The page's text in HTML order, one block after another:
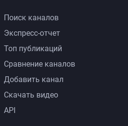
Поиск каналов
Экспресс-отчет
Топ публикаций
Сравнение каналов
Добавить канал
Скачать видео
API